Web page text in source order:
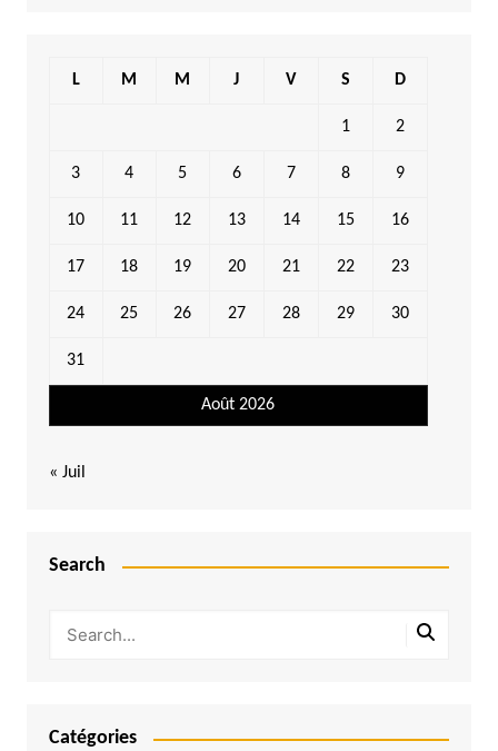
Août 2026
L M M J V S D
1 2
3 4 5 6 7 8 9
10 11 12 13 14 15 16
17 18 19 20 21 22 23
24 25 26 27 28 29 30
31
« Juil
Search
Catégories